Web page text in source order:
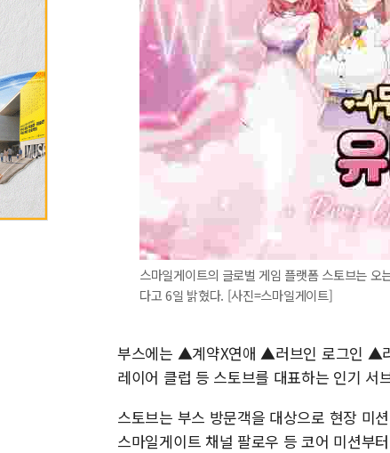
스마일게이트의 글로벌 게임 플랫폼 스토브는
다고 6일 밝혔다. [사진=스마일게이트]
부스에는 ▲계약X연애 ▲러브인 로그인 ▲
레이어 클럽 등 스토브를 대표하는 인기 서
스토브는 부스 방문객을 대상으로 현장 미
스마일게이트 채널 팔로우 등 코어 미션부